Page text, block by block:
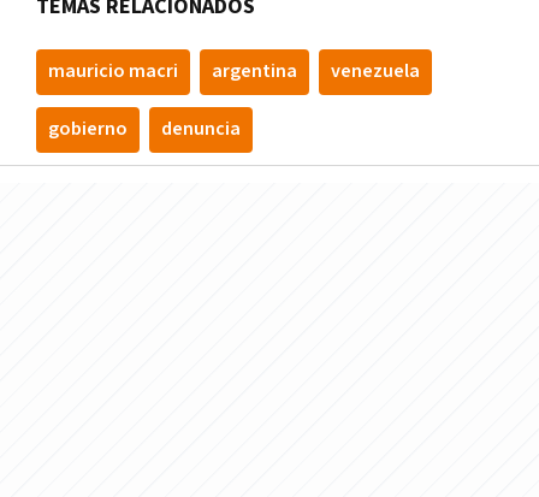
TEMAS RELACIONADOS
mauricio macri argentina venezuela
gobierno denuncia